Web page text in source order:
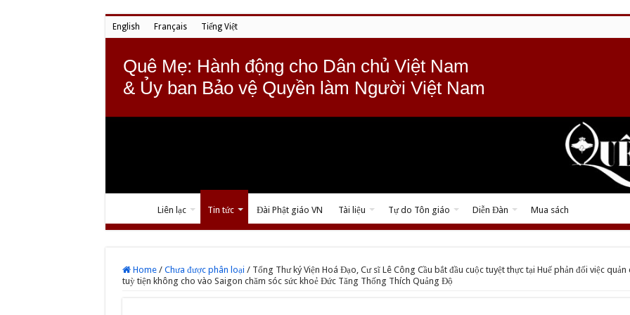
English Français Tiếng Việt
Quê Mẹ: Hành động cho Dân chủ Việt Nam
& Ủy ban Bảo vệ Quyền làm Người Việt Nam
Liên lạc Tin tức Đài Phật giáo VN Tài liệu Tự do Tôn giáo Diễn Đàn Mua sách
Home / Chưa được phân loại / Tổng Thư ký Viện Hoá Đạo, Cư sĩ Lê Công Cầu bắt đầu cuộc tuyệt thực tại Huế phản đối việc quản
tuỳ tiện không cho vào Saigon chăm sóc sức khoẻ Đức Tăng Thống Thích Quảng Độ